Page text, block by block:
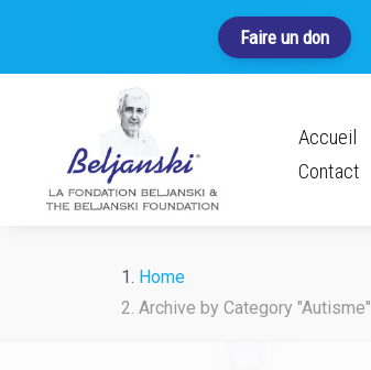
Faire un don
Accueil
Contact
Home
Archive by Category "Autisme"